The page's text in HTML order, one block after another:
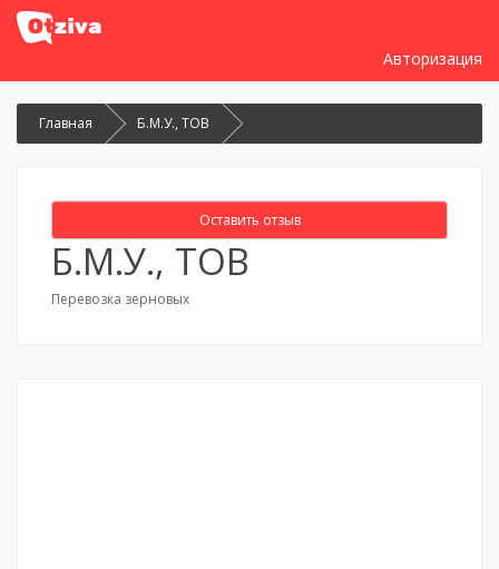
Авторизация
Главная Б.М.У., ТОВ
Оставить отзыв
Б.М.У., ТОВ
Перевозка зерновых